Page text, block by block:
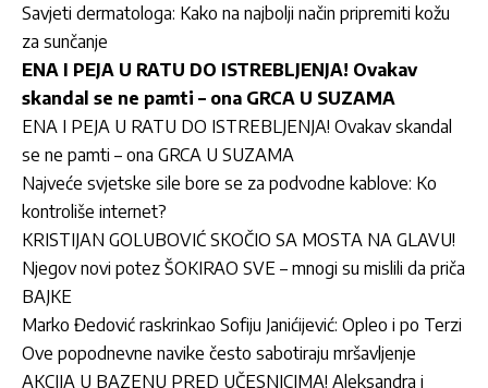
Savjeti dermatologa: Kako na najbolji način pripremiti kožu
za sunčanje
ENA I PEJA U RATU DO ISTREBLJENJA! Ovakav
skandal se ne pamti – ona GRCA U SUZAMA
ENA I PEJA U RATU DO ISTREBLJENJA! Ovakav skandal
se ne pamti – ona GRCA U SUZAMA
Najveće svjetske sile bore se za podvodne kablove: Ko
kontroliše internet?
KRISTIJAN GOLUBOVIĆ SKOČIO SA MOSTA NA GLAVU!
Njegov novi potez ŠOKIRAO SVE – mnogi su mislili da priča
BAJKE
Marko Đedović raskrinkao Sofiju Janićijević: Opleo i po Terzi
Ove popodnevne navike često sabotiraju mršavljenje
AKCIJA U BAZENU PRED UČESNICIMA! Aleksandra i